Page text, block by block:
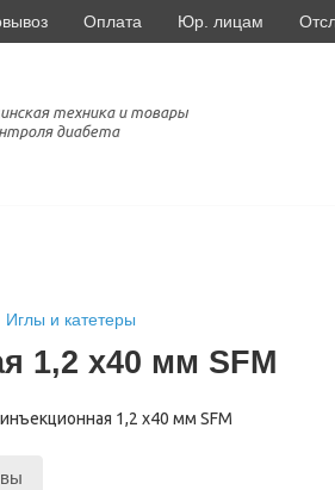
Оплата Юр. лицам
техника и товары
диабета
Иглы и катетеры
1,2 х40 мм SFM